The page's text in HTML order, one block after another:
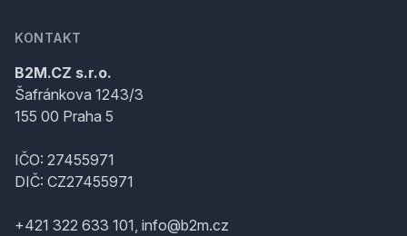
KONTAKT
B2M.CZ s.r.o.
Šafránkova 1243/3
155 00 Praha 5
IČO: 27455971
DIČ: CZ27455971
+421 322 633 101, info@b2m.cz